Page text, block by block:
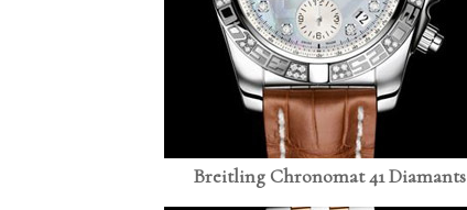
Breitling Chronomat 41 Diamants